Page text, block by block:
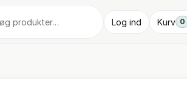
Log ind Kurv 0